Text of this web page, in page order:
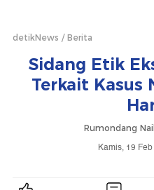
detikNews Berita
Sidang Etik
Terkait Kasus
Rumondang
Kamis, 19